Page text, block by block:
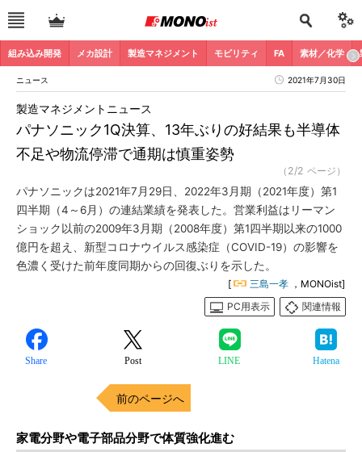
組み込み開発 メカ設計 製造マネジメント モビリティ FA 素材／化学
ニュース 2021年7月30日
パナソニック1Q決算、13年ぶりの好結果も半導体
不足や物流停滞で通期は慎重姿勢
製造マネジメントニュース
（2/2 ページ）
パナソニックは2021年7月29日、2022年3月期（2021年度）第1
四半期（4～6月）の連結業績を発表した。営業利益はリーマン
ショック以前の2009年3月期（2008年度）第1四半期以来の1000
億円を超え、新型コロナウイルス感染症（COVID-19）の影響を
色濃く受けた前年度同期からの回復ぶりを示した。
[ 三島一孝 ，MONOist]
PC用表示
関連情報
Share Post LINE Hatena
前のページへ
家電分野や電子部品分野で体質強化進む